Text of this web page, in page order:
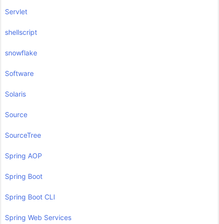
Servlet
shellscript
snowflake
Software
Solaris
Source
SourceTree
Spring AOP
Spring Boot
Spring Boot CLI
Spring Web Services